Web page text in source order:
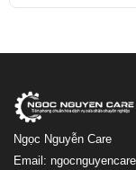
Ngọc Nguyễn Care
Email: